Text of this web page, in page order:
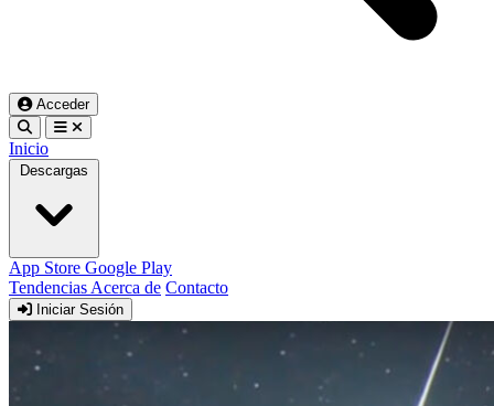
Acceder
Inicio
Descargas
App Store Google Play
Tendencias Acerca de Contacto
Iniciar Sesión